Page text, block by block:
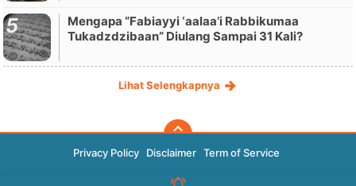
Mengapa “Fabiayyi ‘aalaa’i Rabbikumaa
Tukadzdzibaan” Diulang Sampai 31 Kali?
Lihat Selengkapnya
Privacy Policy Disclaimer Term of Service